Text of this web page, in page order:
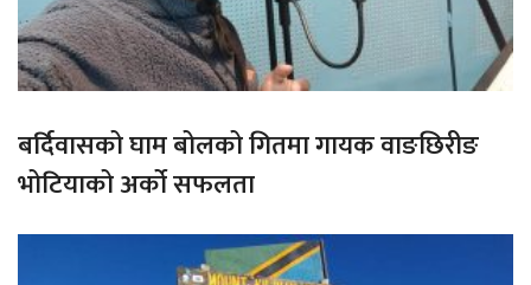
बर्दिवासको घाम बोलको गितमा गायक वाङछिरीङ
भोटियाको अर्को सफलता